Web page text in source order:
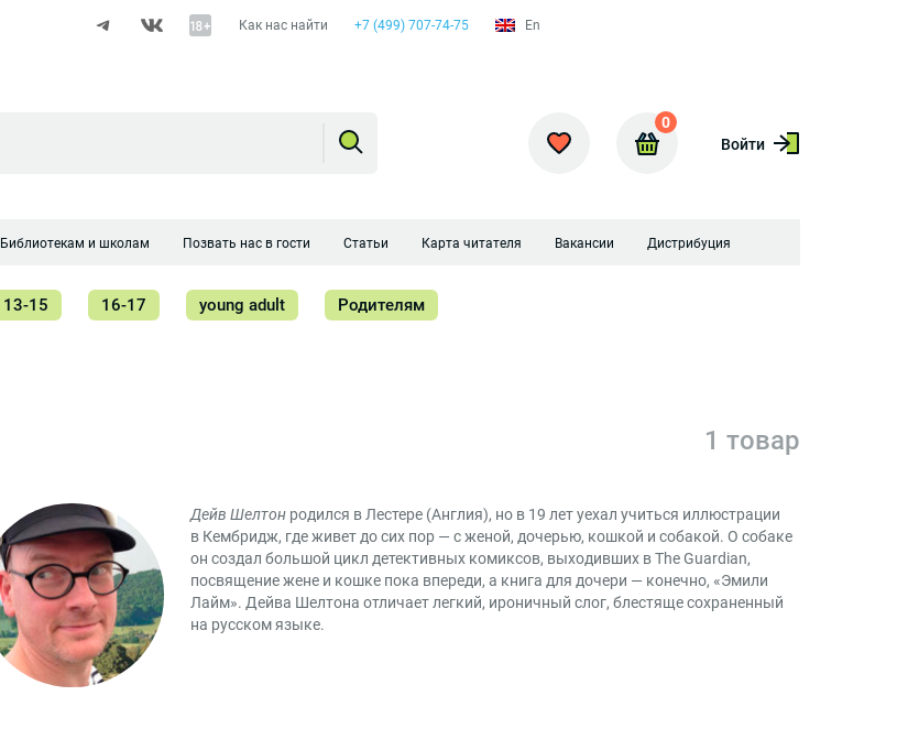
1 товар
Дейв Шелтон родился в Лестере (Англия), но в 19 лет уехал учиться иллюстрации
в Кембридж, где живет до сих пор — с женой, дочерью, кошкой и собакой. О собаке
он создал большой цикл детективных комиксов, выходивших в The Guardian,
посвящение жене и кошке пока впереди, а книга для дочери — конечно, «Эмили
Лайм». Дейва Шелтона отличает легкий, ироничный слог, блестяще сохраненный
на русском языке.
Как нас найти +7 (499) 707-74-75 En
0
Войти
Библиотекам и школам Позвать нас в гости Статьи Карта читателя Вакансии Дистрибуция
13-15 16-17 young adult Родителям